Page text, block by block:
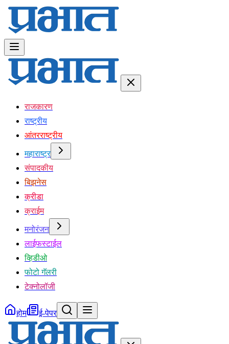
राजकारण
राष्ट्रीय
आंतरराष्ट्रीय
महाराष्ट्र
संपादकीय
बिझनेस
क्रीडा
क्राईम
मनोरंजन
लाईफस्टाईल
व्हिडीओ
फोटो गॅलरी
टेक्नोलॉजी
होम ई-पेपर